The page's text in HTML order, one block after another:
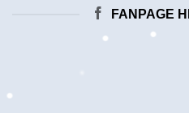
FANPAGE